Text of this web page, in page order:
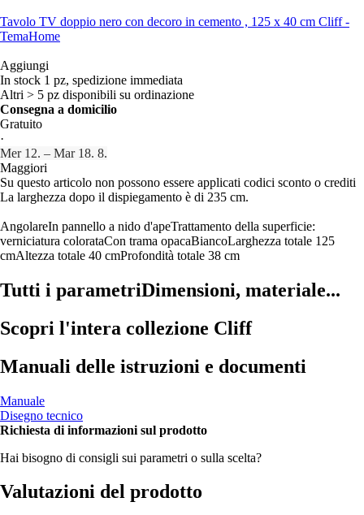
Tavolo TV doppio nero con decoro in cemento , 125 x 40 cm Cliff -
TemaHome
Aggiungi
In stock 1 pz, spedizione immediata
Altri > 5 pz disponibili su ordinazione
Consegna a domicilio
Gratuito
·
Mer 12. – Mar 18. 8.
Maggiori
Su questo articolo non possono essere applicati codici sconto o crediti
La larghezza dopo il dispiegamento è di 235 cm.
AngolareIn pannello a nido d'apeTrattamento della superficie:
verniciatura colorataCon trama opacaBiancoLarghezza totale 125
cmAltezza totale 40 cmProfondità totale 38 cm
Tutti i parametriDimensioni, materiale...
Scopri l'intera collezione Cliff
Manuali delle istruzioni e documenti
Manuale
Disegno tecnico
Richiesta di informazioni sul prodotto
Hai bisogno di consigli sui parametri o sulla scelta?
Valutazioni del prodotto